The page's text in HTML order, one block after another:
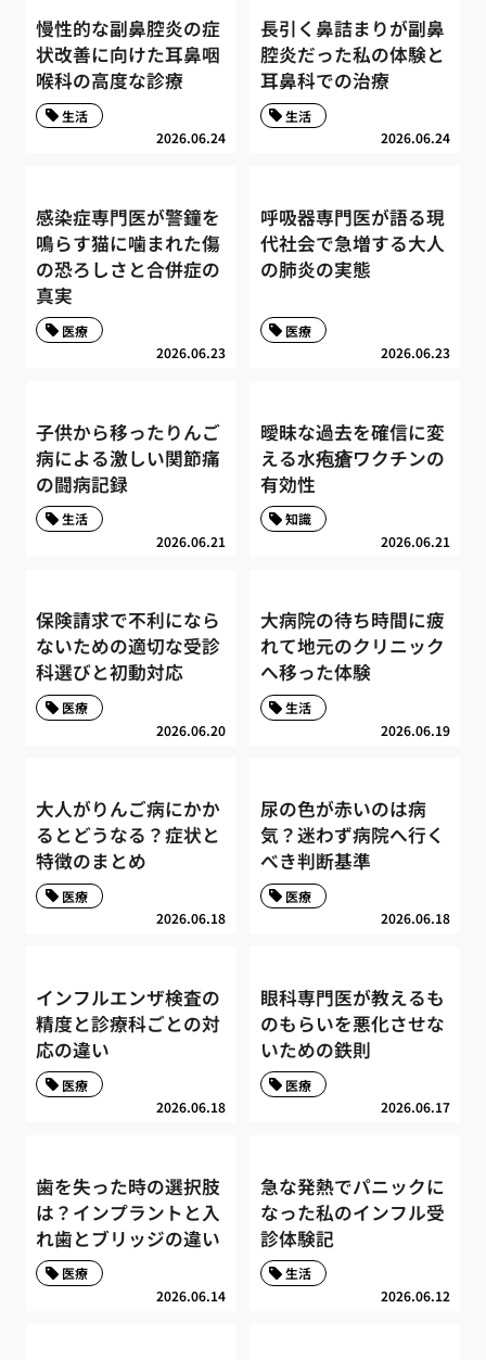
慢性的な副鼻腔炎の症
状改善に向けた耳鼻咽
喉科の高度な診療
2026.06.24
生活
長引く鼻詰まりが副鼻
腔炎だった私の体験と
耳鼻科での治療
2026.06.24
生活
感染症専門医が警鐘を
鳴らす猫に噛まれた傷
の恐ろしさと合併症の
真実
2026.06.23
医療
呼吸器専門医が語る現
代社会で急増する大人
の肺炎の実態
2026.06.23
医療
子供から移ったりんご
病による激しい関節痛
の闘病記録
2026.06.21
生活
曖昧な過去を確信に変
える水疱瘡ワクチンの
有効性
2026.06.21
知識
保険請求で不利になら
ないための適切な受診
科選びと初動対応
2026.06.20
医療
大病院の待ち時間に疲
れて地元のクリニック
へ移った体験
2026.06.19
生活
大人がりんご病にかか
るとどうなる？症状と
特徴のまとめ
2026.06.18
医療
尿の色が赤いのは病
気？迷わず病院へ行く
べき判断基準
2026.06.18
医療
インフルエンザ検査の
精度と診療科ごとの対
応の違い
2026.06.18
医療
眼科専門医が教えるも
のもらいを悪化させな
いための鉄則
2026.06.17
医療
歯を失った時の選択肢
は？インプラントと入
れ歯とブリッジの違い
2026.06.14
医療
急な発熱でパニックに
なった私のインフル受
診体験記
2026.06.12
生活